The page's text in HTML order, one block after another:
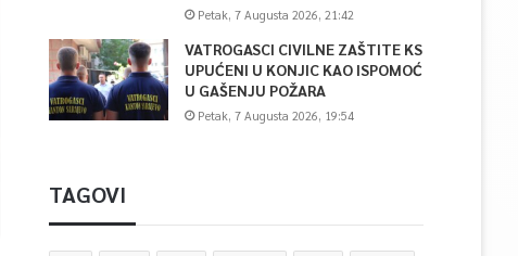
Petak, 7 Augusta 2026, 21:42
VATROGASCI CIVILNE ZAŠTITE KS
UPUĆENI U KONJIC KAO ISPOMOĆ
U GAŠENJU POŽARA
Petak, 7 Augusta 2026, 19:54
TAGOVI